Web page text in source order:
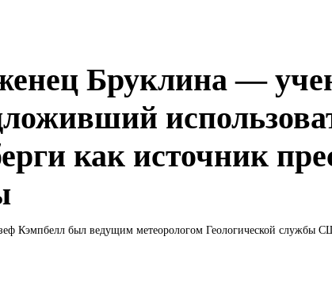
Бруклина —
как источник
Кэмпбелл был ведущим метеорологом Геологической службы